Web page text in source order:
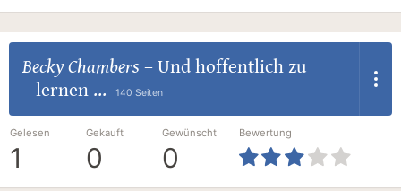
Becky Chambers – Und hoffentlich zu
lernen ...
140 Seiten
Gelesen
1
Gekauft
0
Gewünscht
0
Bewertung